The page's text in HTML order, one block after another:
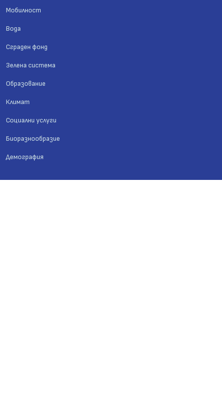
Мобилност
Вода
Сграден фонд
Зелена система
Образование
Климат
Социални услуги
Биоразнообразие
Демография